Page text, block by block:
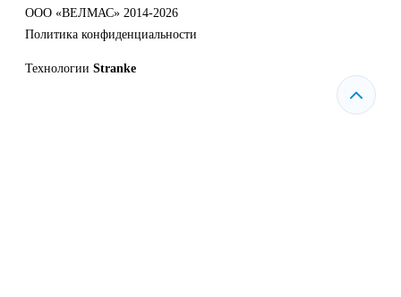
ООО «ВЕЛМАС» 2014-2026
Политика конфиденциальности
Технологии Stranke